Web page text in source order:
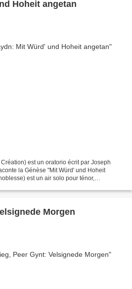
Hoheit angetan
est un oratorio écrit par Joseph
la Génèse "Mit Würd' und Hoheit
est un air solo pour ténor,
Morgen